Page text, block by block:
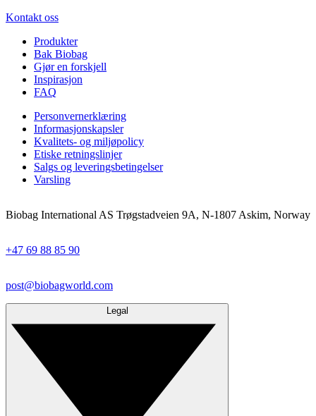
Kontakt oss
Produkter
Bak Biobag
Gjør en forskjell
Inspirasjon
FAQ
Personvernerklæring
Informasjonskapsler
Kvalitets- og miljøpolicy
Etiske retningslinjer
Salgs og leveringsbetingelser
Varsling
Biobag International AS Trøgstadveien 9A, N-1807 Askim, Norway
+47 69 88 85 90
post@biobagworld.com
Legal